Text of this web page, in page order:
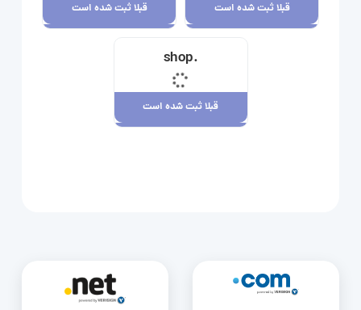
قبلا ثبت شده است
قبلا ثبت شده است
.shop
قبلا ثبت شده است